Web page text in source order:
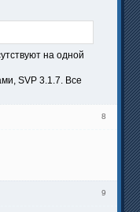
на одной
SVP 3.1.7. Все
8
9